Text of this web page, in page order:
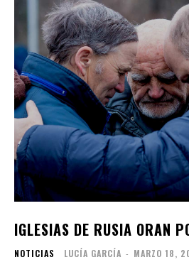
IGLESIAS DE RUSIA ORAN
NOTICIAS LUCÍA GARCÍA - MARZO 18,